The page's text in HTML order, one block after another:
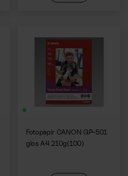
Fotopapir CANON GP-501
glos A4 210g(100)